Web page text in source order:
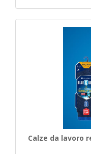
Calze da lavoro